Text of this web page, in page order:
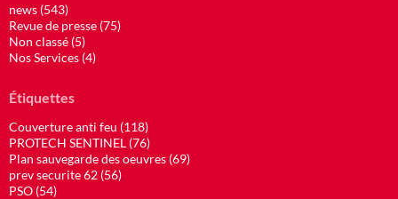
news (543)
Revue de presse (75)
Non classé (5)
Nos Services (4)
Étiquettes
Couverture anti feu (118)
PROTECH SENTINEL (76)
Plan sauvegarde des oeuvres (69)
prev securite 62 (56)
PSO (54)